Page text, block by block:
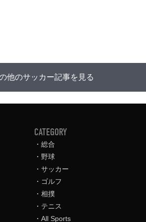
他のサッカー記事を見る
CATEGORY
総合
野球
サッカー
ゴルフ
相撲
テニス
All Sports